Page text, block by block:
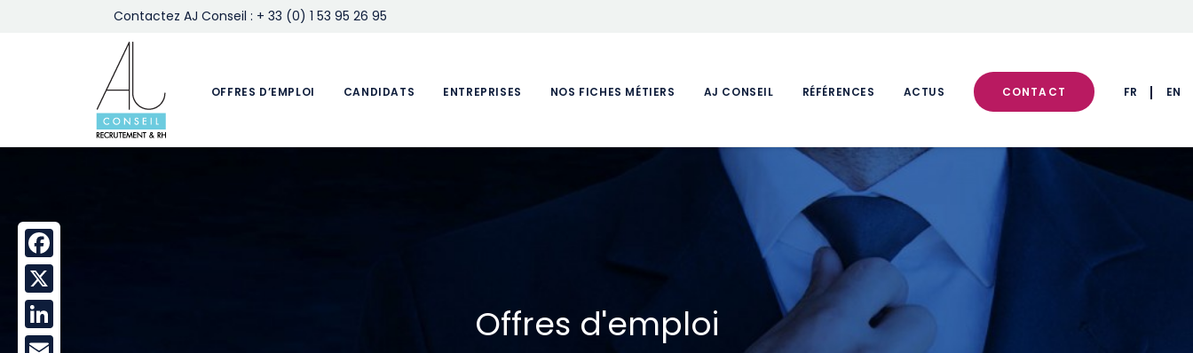
Contactez AJ Conseil : + 33 (0) 1 53 95 26 95
OFFRES D’EMPLOI CANDIDATS ENTREPRISES NOS FICHES MÉTIERS AJ CONSEIL RÉFÉRENCES ACTUS CONTACT FR EN
Offres d'emploi
Facebook
X
LinkedIn